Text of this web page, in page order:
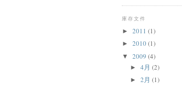
庫存文件
► 2011 (1)
► 2010(1)
▼ 2009 (4)
► 4月 (2)
► 2月 (1)